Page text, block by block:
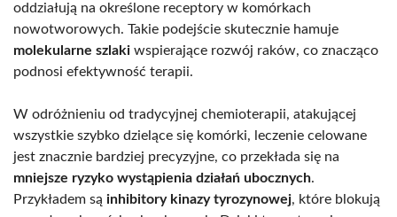
oddziałują na określone receptory w komórkach
nowotworowych. Takie podejście skutecznie hamuje
molekularne szlaki wspierające rozwój raków, co znacząco
podnosi efektywność terapii.
W odróżnieniu od tradycyjnej chemioterapii, atakującej
wszystkie szybko dzielące się komórki, leczenie celowane
jest znacznie bardziej precyzyjne, co przekłada się na
mniejsze ryzyko wystąpienia działań ubocznych.
Przykładem są inhibitory kinazy tyrozynowej, które blokują